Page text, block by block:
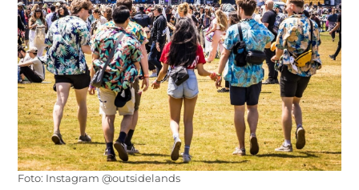
Foto: Instagram @outsidelands